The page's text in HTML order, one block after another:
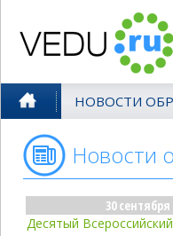
НОВОСТИ
Новости
30 сентября
Десятый